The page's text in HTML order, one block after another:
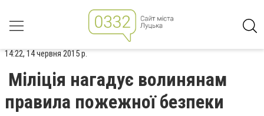
14:22, 14 червня 2015 р.
Міліція нагадує волинянам
правила пожежної безпеки